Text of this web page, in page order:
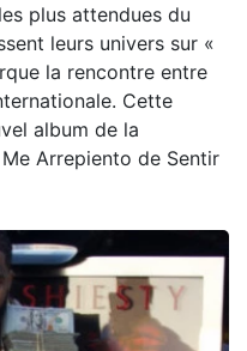
plus attendues du
leurs univers sur «
la rencontre entre
Cette
album de la
Arrepiento de Sentir